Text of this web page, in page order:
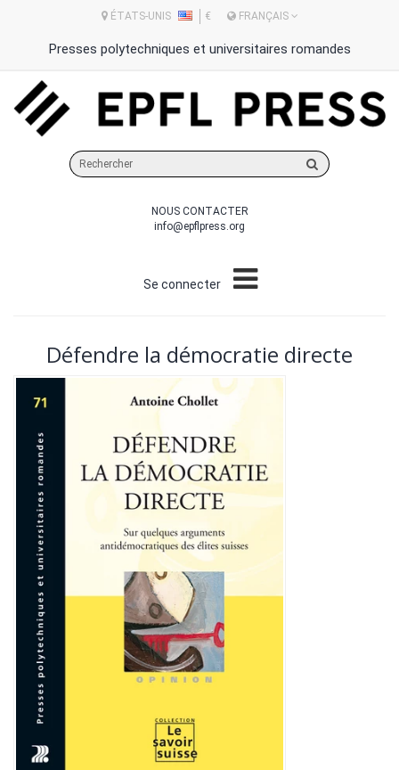
ÉTATS-UNIS € FRANÇAIS
Presses polytechniques et universitaires romandes
sur
site
NOUS CONTACTER
info@epflpress.org
Se connecter
Défendre la démocratie directe